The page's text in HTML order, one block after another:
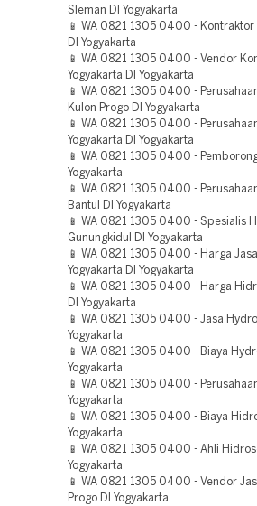
Sleman DI Yogyakarta
📱 WA 0821 1305 0400 -
DI Yogyakarta
📱 WA 0821 1305 0400 - Vendor
Yogyakarta DI Yogyakarta
📱 WA 0821 1305 0400 -
Kulon Progo DI Yogyakarta
📱 WA 0821 1305 0400 -
Yogyakarta DI Yogyakarta
📱 WA 0821 1305 0400 -
Yogyakarta
📱 WA 0821 1305 0400 -
Bantul DI Yogyakarta
📱 WA 0821 1305 0400 - Spesialis
Gunungkidul DI Yogyakarta
📱 WA 0821 1305 0400 - Harga
Yogyakarta DI Yogyakarta
📱 WA 0821 1305 0400 - Harga
DI Yogyakarta
📱 WA 0821 1305 0400 - Jasa
Yogyakarta
📱 WA 0821 1305 0400 - Biaya
Yogyakarta
📱 WA 0821 1305 0400 -
Yogyakarta
📱 WA 0821 1305 0400 - Biaya
Yogyakarta
📱 WA 0821 1305 0400 - Ahli
Yogyakarta
📱 WA 0821 1305 0400 - Vendor
Progo DI Yogyakarta